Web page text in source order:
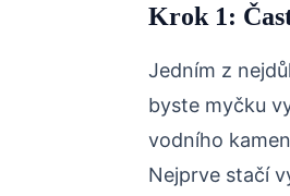
Krok 1:
Jedním z
byste myčku
vodního
Nejprve stačí